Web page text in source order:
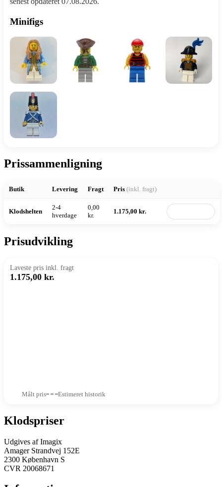
Minifigs
Prissammenligning
Butik Levering Fragt Pris (inkl. fragt)
Klodshelten
2-4
hverdage
0,00
kr.
1.175,00 kr.
Prisudvikling
Laveste pris inkl. fragt
1.175,00 kr.
Målt pris Estimeret historik
Klodspriser
Udgives af Imagix
Amager Strandvej 152E
2300 København S
CVR 20068671